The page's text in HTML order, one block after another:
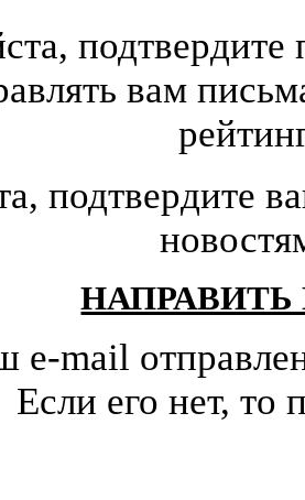
вам
подтвердите
e-mail
Если его нет,